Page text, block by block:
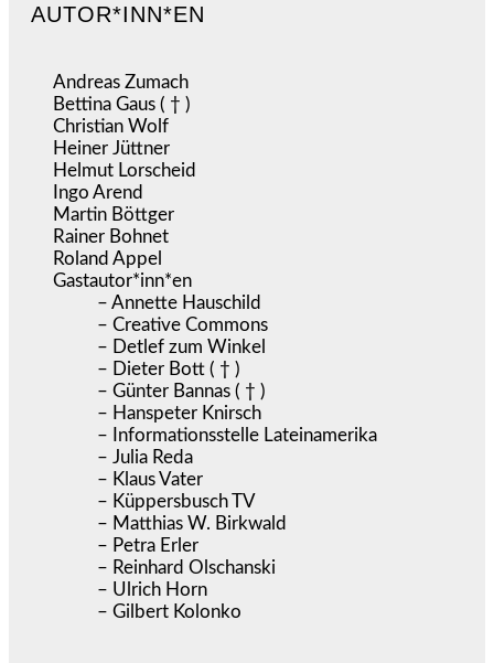
AUTOR*INN*EN
Andreas Zumach
Bettina Gaus ( † )
Christian Wolf
Heiner Jüttner
Helmut Lorscheid
Ingo Arend
Martin Böttger
Rainer Bohnet
Roland Appel
Gastautor*inn*en
– Annette Hauschild
– Creative Commons
– Detlef zum Winkel
– Dieter Bott ( † )
– Günter Bannas ( † )
– Hanspeter Knirsch
– Informationsstelle Lateinamerika
– Julia Reda
– Klaus Vater
– Küppersbusch TV
– Matthias W. Birkwald
– Petra Erler
– Reinhard Olschanski
– Ulrich Horn
– Gilbert Kolonko